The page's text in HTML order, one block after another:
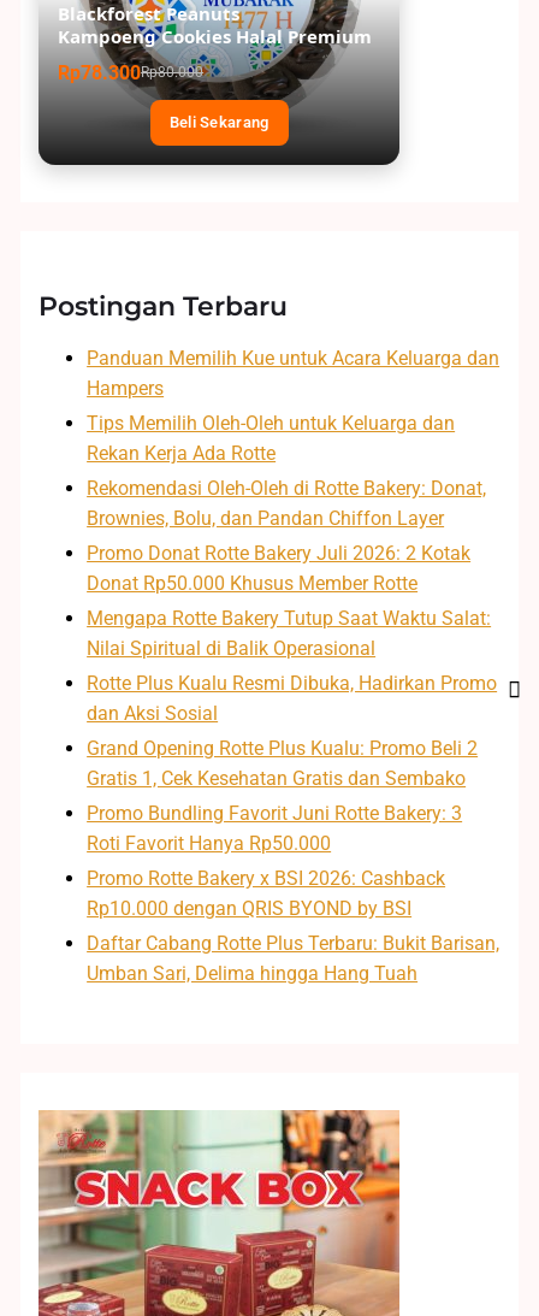
Blackforest Peanuts
Kampoeng Cookies Halal Premium
Rp78.300Rp80.000
Beli Sekarang
Postingan Terbaru
Panduan Memilih Kue untuk Acara Keluarga dan
Hampers
Tips Memilih Oleh-Oleh untuk Keluarga dan
Rekan Kerja Ada Rotte
Rekomendasi Oleh-Oleh di Rotte Bakery: Donat,
Brownies, Bolu, dan Pandan Chiffon Layer
Promo Donat Rotte Bakery Juli 2026: 2 Kotak
Donat Rp50.000 Khusus Member Rotte
Mengapa Rotte Bakery Tutup Saat Waktu Salat:
Nilai Spiritual di Balik Operasional
Rotte Plus Kualu Resmi Dibuka, Hadirkan Promo
dan Aksi Sosial
Grand Opening Rotte Plus Kualu: Promo Beli 2
Gratis 1, Cek Kesehatan Gratis dan Sembako
Promo Bundling Favorit Juni Rotte Bakery: 3
Roti Favorit Hanya Rp50.000
Promo Rotte Bakery x BSI 2026: Cashback
Rp10.000 dengan QRIS BYOND by BSI
Daftar Cabang Rotte Plus Terbaru: Bukit Barisan,
Umban Sari, Delima hingga Hang Tuah